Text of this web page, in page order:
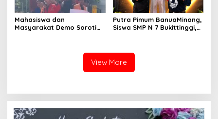
Mahasiswa dan
Masyarakat Demo Soroti
Kecewa Wali Kota dan
Putra Pimum BanuaMinang,
Siswa SMP N 7 Bukittinggi,
Berat 40 Kg dalam
Kejuaraan Karate Jam
Gadang Inkanas Bukittinggi
View More